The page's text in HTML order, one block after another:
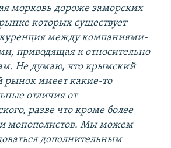
морковь дороже заморских
которых существует
между компаниями-
приводящая к относительно
Не думаю, что крымский
рынок имеет какие-то
отличия от
разве что кроме более
монополистов. Мы можем
дополнительным